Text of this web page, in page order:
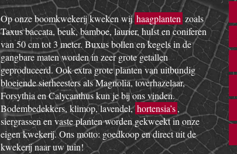
Op onze boomkwekerij kweken wijhaagplanten zoals
Taxus baccata, beuk, bamboe, laurier, hulst en coniferen
van 50 cm tot 3 meter. Buxus bollen en kegels in de
gangbare maten worden in zeer grote getallen
geproduceerd. Ook extra grote planten van uitbundig
bloeiende sierheesters als Magnolia, toverhazelaar,
Forsythia en Calycanthus kun je bij ons vinden.
Bodembedekkers, klimop, lavendel,hortensia’s,
siergrassen en vaste planten worden gekweekt in onze
eigen kwekerij. Ons motto: goedkoop en direct uit de
kwekerij naar uw tuin!